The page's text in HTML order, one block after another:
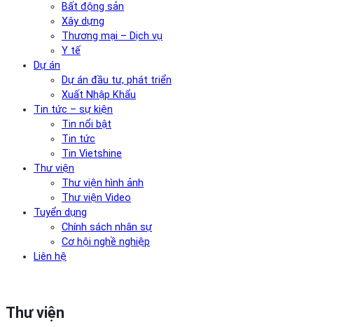
Bất động sản
Xây dựng
Thương mại – Dịch vụ
Y tế
Dự án
Dự án đầu tư, phát triển
Xuất Nhập Khẩu
Tin tức – sự kiện
Tin nổi bật
Tin tức
Tin Vietshine
Thư viện
Thư viện hình ảnh
Thư viện Video
Tuyển dụng
Chính sách nhân sự
Cơ hội nghề nghiệp
Liên hệ
Thư viện